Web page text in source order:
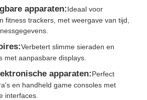
ons op
apparaten:Ideaal voor
fitness trackers, met weergave van tijd,
Verbetert slimme sieraden en
met aanpasbare displays.
apparaten:Perfect
en handheld game consoles met
interfaces.